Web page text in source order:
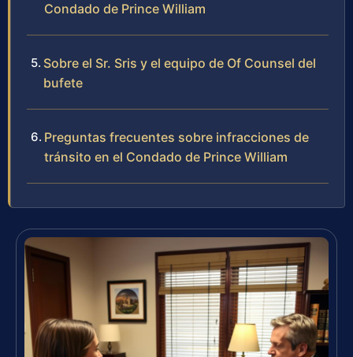
Condado de Prince William
Sobre el Sr. Sris y el equipo de Of Counsel del
bufete
Preguntas frecuentes sobre infracciones de
tránsito en el Condado de Prince William